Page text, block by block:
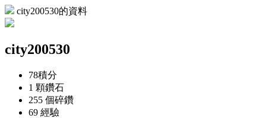
city200530的資料
city200530
78積分
1 顆鑽石
255 個碎鑽
69 經驗